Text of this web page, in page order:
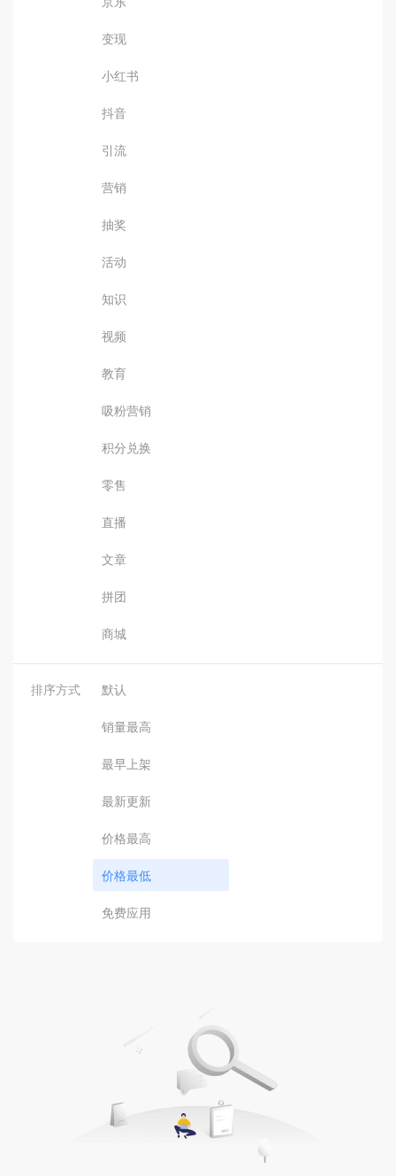
变现
小红书
抖音
引流
营销
抽奖
活动
知识
视频
教育
吸粉营销
积分兑换
零售
直播
文章
拼团
商城
排序方式 默认
销量最高
最早上架
最新更新
价格最高
价格最低
免费应用